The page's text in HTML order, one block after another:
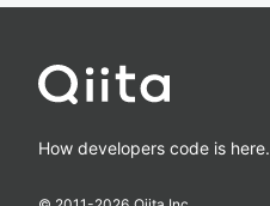
How developers code is here.